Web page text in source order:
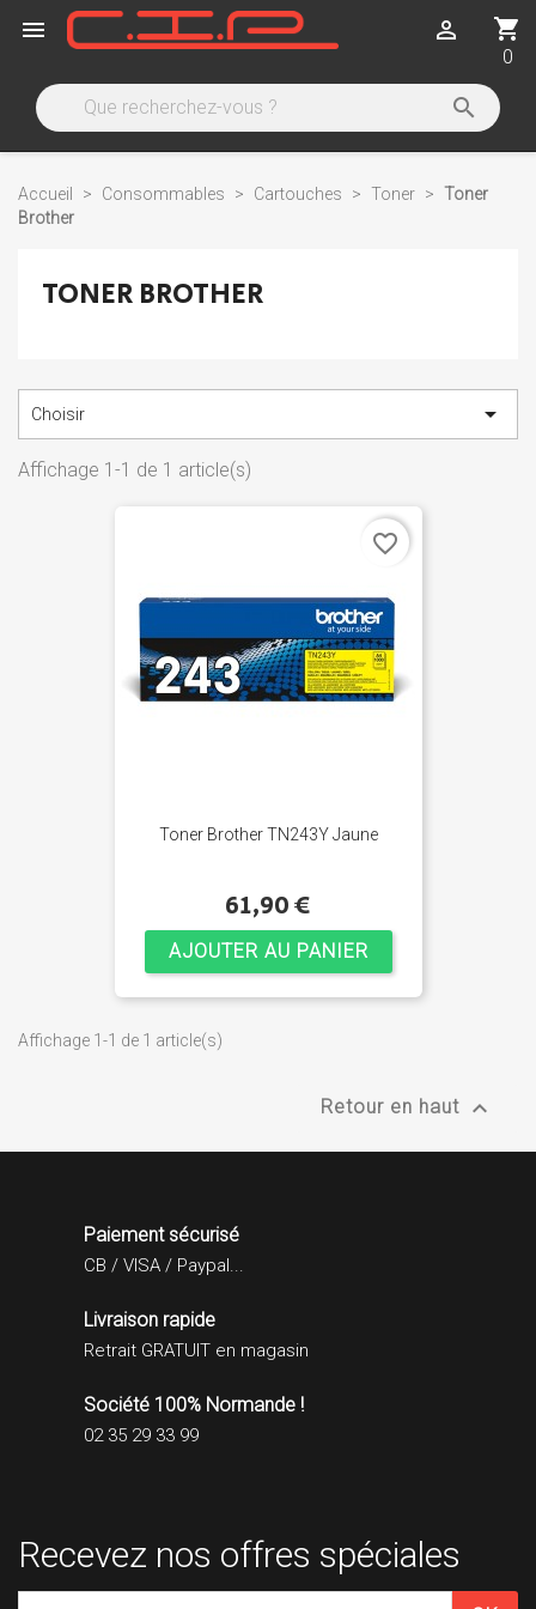
 shopping_cart
0


Accueil Consommables Cartouches Toner
Toner
Brother
TONER BROTHER
Choisir 
Affichage 1-1 de 1 article(s)
Toner Brother TN243Y Jaune
61,90 €
AJOUTER AU PANIER
favorite_border
Affichage 1-1 de 1 article(s)
Retour en haut 
Paiement sécurisé
CB / VISA / Paypal...
Livraison rapide
Retrait GRATUIT en magasin
Société 100% Normande !
02 35 29 33 99
Recevez nos offres spéciales